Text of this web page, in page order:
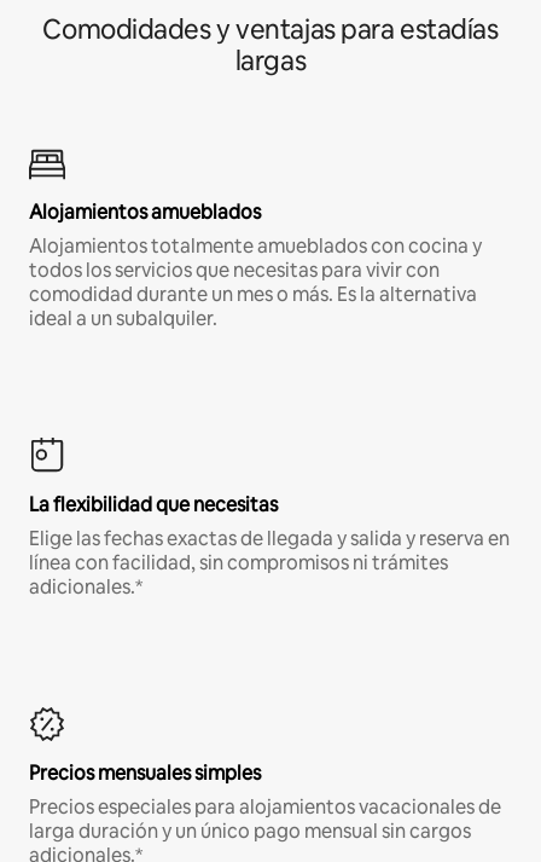
Comodidades y ventajas para estadías
largas
Alojamientos amueblados
Alojamientos totalmente amueblados con cocina y
todos los servicios que necesitas para vivir con
comodidad durante un mes o más. Es la alternativa
ideal a un subalquiler.
La flexibilidad que necesitas
Elige las fechas exactas de llegada y salida y reserva en
línea con facilidad, sin compromisos ni trámites
adicionales.*
Precios mensuales simples
Precios especiales para alojamientos vacacionales de
larga duración y un único pago mensual sin cargos
adicionales.*